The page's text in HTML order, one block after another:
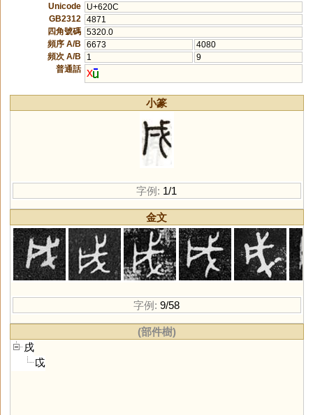
Unicode
U+620C
GB2312
4871
四角號碼 5320.0
頻序 A/B
6673
4080
頻次 A/B
1
9
普通話 x
小篆
字例: 1/1
金文
字例: 9/58
(部件樹)
戌
戉